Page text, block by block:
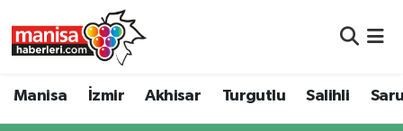
Manisa İzmir Akhisar Turgutlu Salihli
Manisa Nöbetçi Eczaneler